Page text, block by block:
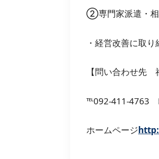
②専門家派遣・相
・経営改善に取
【問い合わせ先
℡092-411-4763
ホームページ